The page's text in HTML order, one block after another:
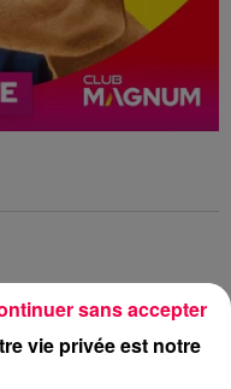
Astuce
vie privée est notre
sans accepter